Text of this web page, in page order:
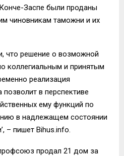
Заспе были проданы
чиновникам таможни и их
что решение о возможной
коллегиальным и принятым
реализация
в перспективе
ему функций по
в надлежащем состоянии
– пишет Bihus.info.
продал 21 дом за